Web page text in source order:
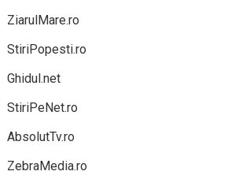
ZiarulMare.ro
StiriPopesti.ro
Ghidul.net
StiriPeNet.ro
AbsolutTv.ro
ZebraMedia.ro